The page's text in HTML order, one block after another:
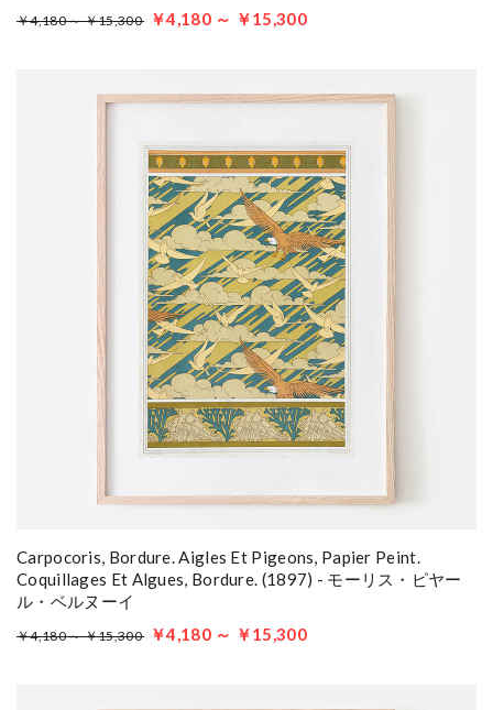
￥4,180 ～ ￥15,300 ￥4,180 ～ ￥15,300
Carpocoris, Bordure. Aigles Et Pigeons, Papier Peint.
Coquillages Et Algues, Bordure. (1897) - モーリス・ピヤー
ル・ベルヌーイ
￥4,180 ～ ￥15,300 ￥4,180 ～ ￥15,300